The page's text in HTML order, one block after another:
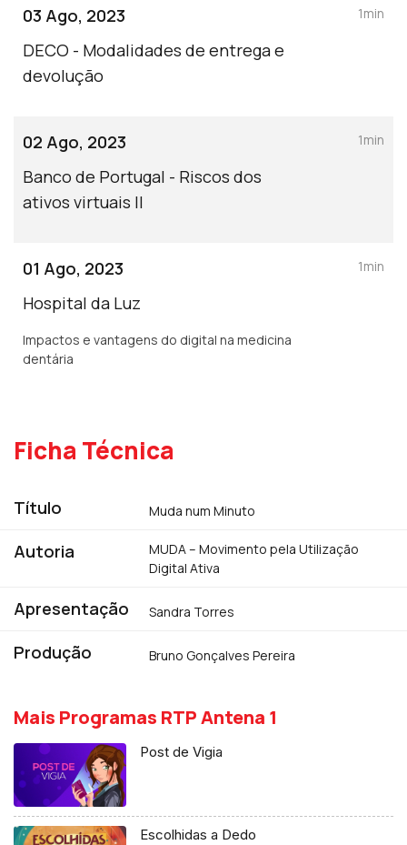
03 Ago, 2023
DECO - Modalidades de entrega e
devolução
1min
02 Ago, 2023
Banco de Portugal - Riscos dos
ativos virtuais II
1min
01 Ago, 2023
Hospital da Luz
Impactos e vantagens do digital na medicina
dentária
1min
Ficha Técnica
Título Muda num Minuto
Autoria
MUDA – Movimento pela Utilização
Digital Ativa
Apresentação Sandra Torres
Produção Bruno Gonçalves Pereira
Mais Programas RTP Antena 1
Post de Vigia
Escolhidas a Dedo